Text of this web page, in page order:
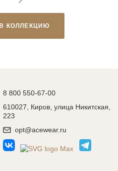
КОЛЛЕКЦИЮ
8 800 550-67-00
610027, Киров, улица Никитская,
223
opt@acewear.ru